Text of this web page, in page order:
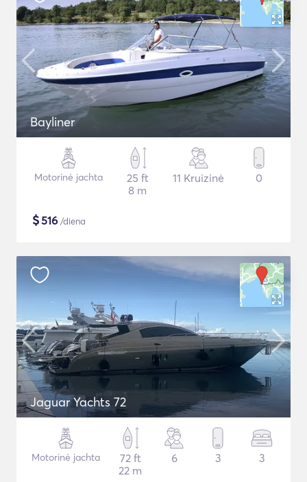
Bayliner
Motorinė jachta
25 ft
8 m
11 Kruizinė 0
$516 /diena
Jaguar Yachts 72
Motorinė jachta
72 ft
22 m
6 3 3